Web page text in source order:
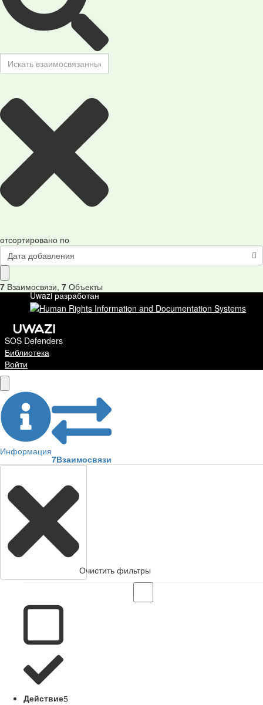
отсортировано по
Дата добавления
7 Взаимосвязи, 7 Объекты
Uwazi разработан
SOS Defenders
Библиотека
Войти
Информация
7Взаимосвязи
Очистить фильтры
Действие5